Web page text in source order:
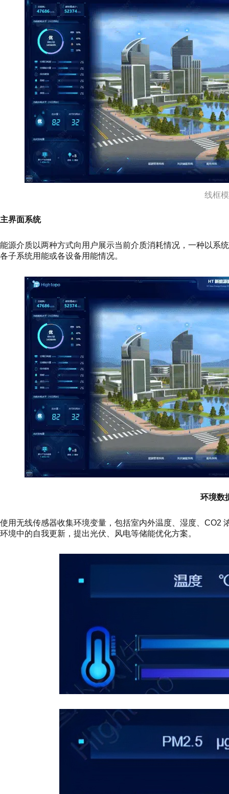
线框
主界面系统
能源介质以两种方式向用户展示当前介质消耗情况，一种以系
各子系统用能或各设备用能情况。
环境数
使用无线传感器收集环境变量，包括室内外温度、湿度、CO2
环境中的自我更新，提出光伏、风电等储能优化方案。